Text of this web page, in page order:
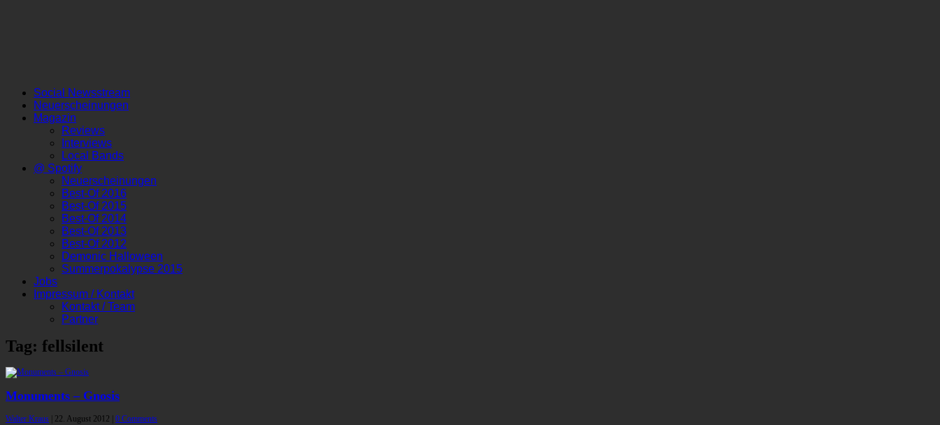
Social Newsstream
Neuerscheinungen
Magazin
Reviews
Interviews
Local Bands
@ Spotify
Neuerscheinungen
Best-Of 2016
Best-Of 2015
Best-Of 2014
Best-Of 2013
Best-Of 2012
Demonic Halloween
Summerpokalypse 2015
Jobs
Impressum / Kontakt
Kontakt / Team
Partner
Tag: fellsilent
Monuments – Gnosis
Walter Kraus 22. August 2012
0 Comments